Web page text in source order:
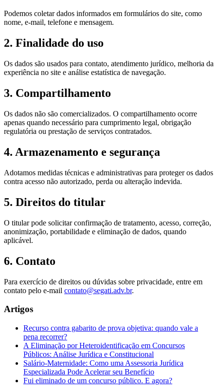
Podemos coletar dados informados em formulários do site, como
nome, e-mail, telefone e mensagem.
2. Finalidade do uso
Os dados são usados para contato, atendimento jurídico, melhoria da
experiência no site e análise estatística de navegação.
3. Compartilhamento
Os dados não são comercializados. O compartilhamento ocorre
apenas quando necessário para cumprimento legal, obrigação
regulatória ou prestação de serviços contratados.
4. Armazenamento e segurança
Adotamos medidas técnicas e administrativas para proteger os dados
contra acesso não autorizado, perda ou alteração indevida.
5. Direitos do titular
O titular pode solicitar confirmação de tratamento, acesso, correção,
anonimização, portabilidade e eliminação de dados, quando
aplicável.
6. Contato
Para exercício de direitos ou dúvidas sobre privacidade, entre em
contato pelo e-mail contato@segati.adv.br.
Artigos
Recurso contra gabarito de prova objetiva: quando vale a
pena recorrer?
A Eliminação por Heteroidentificação em Concursos
Públicos: Análise Jurídica e Constitucional
Salário-Maternidade: Como uma Assessoria Jurídica
Especializada Pode Acelerar seu Benefício
Fui eliminado de um concurso público. E agora?